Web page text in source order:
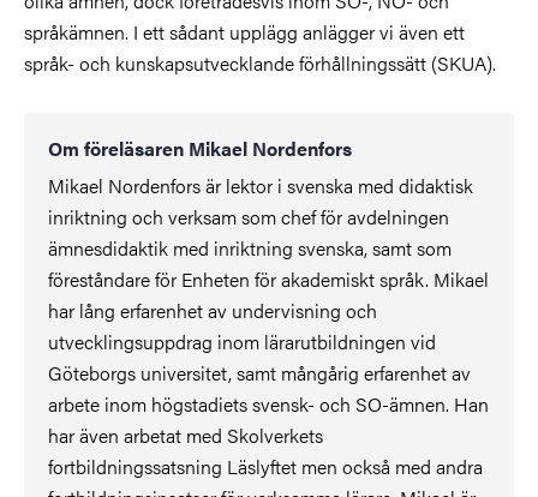
språkämnen. I ett sådant upplägg anlägger vi även ett
språk- och kunskapsutvecklande förhållningssätt (SKUA).
Om föreläsaren Mikael Nordenfors
Mikael Nordenfors är lektor i svenska med didaktisk
inriktning och verksam som chef för avdelningen
ämnesdidaktik med inriktning svenska, samt som
föreståndare för Enheten för akademiskt språk. Mikael
har lång erfarenhet av undervisning och
utvecklingsuppdrag inom lärarutbildningen vid
Göteborgs universitet, samt mångårig erfarenhet av
arbete inom högstadiets svensk- och SO-ämnen. Han
har även arbetat med Skolverkets
fortbildningssatsning Läslyftet men också med andra